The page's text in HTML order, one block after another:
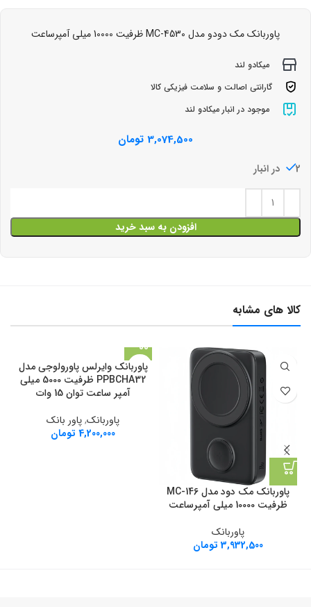
پاوربانک مک دودو مدل MC-4530 ظرفیت 10000 میلی آمپرساعت
میکادو لند
گارانتی اصالت و سلامت فیزیکی کالا
موجود در انبار میکادو لند
3,074,500 تومان
2 در انبار
افزودن به سبد خرید
کالا های مشابه
پاوربانک مک دود مدل MC-146
ظرفیت 10000 میلی آمپرساعت
پاوربانک
3,932,500 تومان
پاوربانک وایرلس پاورولوجی مدل
PPBCHA32 ظرفیت 5000 میلی
آمپر ساعت توان 15 وات
پاوربانک,پاور بانک
4,200,000 تومان